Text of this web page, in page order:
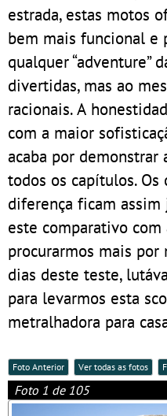
estrada, estas motos
bem mais funcional e
qualquer “adventure”
divertidas, mas ao
racionais. A
com a maior
acaba por demonstrar
todos os capítulos. Os
diferença ficam assim
este comparativo com
procurarmos mais por
dias deste teste,
para levarmos esta
metralhadora para
Foto Anterior Ver todas as fotos
Foto 1 de 105